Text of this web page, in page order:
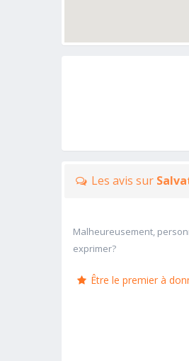
Les avis sur
Malheureusement,
exprimer?
Être le premier à